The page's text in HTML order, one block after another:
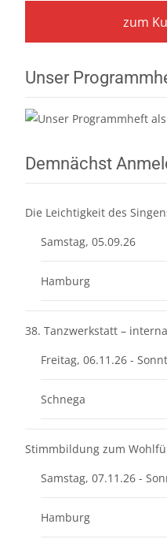
zum
Unser
Demnächst
Die Leichtigkeit des
Samstag, 05.09.26
Hamburg
38. Tanzwerkstatt –
Freitag, 06.11.26 -
Schnega
Stimmbildung zum
Samstag, 07.11.26 -
Hamburg